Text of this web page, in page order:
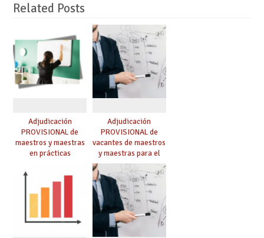
Related Posts
Adjudicación
PROVISIONAL de
maestros y maestras
en prácticas
Adjudicación
PROVISIONAL de
vacantes de maestros
y maestras para el
curso 26-27